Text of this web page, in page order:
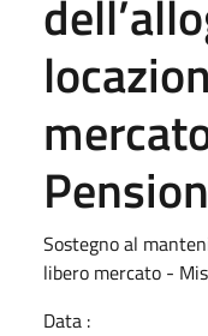
Sostegno al
libero mercato -
Data :